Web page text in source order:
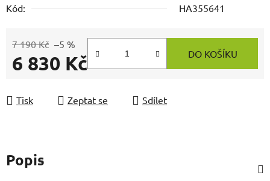
Kód:
HA355641
7 190 Kč –5 %
6 830 Kč DO KOŠÍKU
Tisk Zeptat se Sdílet
Popis